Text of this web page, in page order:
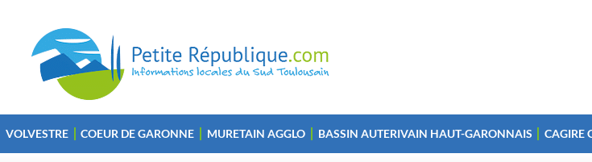
VOLVESTRE COEUR DE GARONNE MURETAIN AGGLO BASSIN AUTERIVAIN HAUT-GARONNAIS CAGIRE